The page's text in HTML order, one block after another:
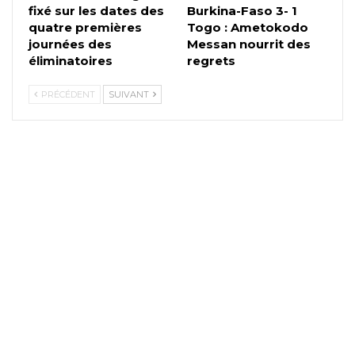
fixé sur les dates des
quatre premières
journées des
éliminatoires
Burkina-Faso 3- 1
Togo : Ametokodo
Messan nourrit des
regrets
PRÉCÉDENT SUIVANT